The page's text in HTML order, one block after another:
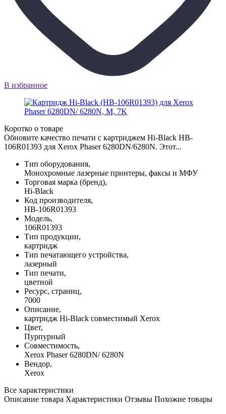
В избранное
Коротко о товаре
Обновите качество печати с картриджем Hi-Black HB-
106R01393 для Xerox Phaser 6280DN/6280N. Этот...
Тип оборудования,
Монохромные лазерные принтеры, факсы и МФУ
Торговая марка (бренд),
Hi-Black
Код производителя,
HB-106R01393
Модель,
106R01393
Тип продукции,
картридж
Тип печатающего устройства,
лазерный
Тип печати,
цветной
Ресурс, страниц,
7000
Описание,
картридж Hi-Black совместимый Xerox
Цвет,
Пурпурный
Совместимость,
Xerox Phaser 6280DN/ 6280N
Вендор,
Xerox
Все характеристики
Описание товара Характеристики Отзывы Похожие товары